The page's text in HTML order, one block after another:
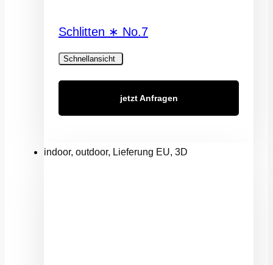
Schlitten ∗ No.7
Schnellansicht
jetzt Anfragen
indoor, outdoor, Lieferung EU, 3D